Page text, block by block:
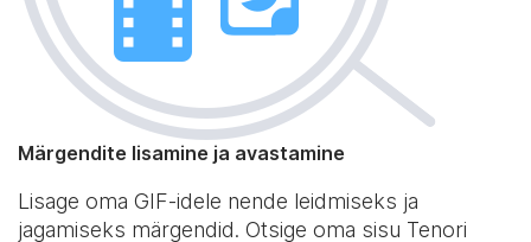
Märgendite lisamine ja avastamine
Lisage oma GIF-idele nende leidmiseks ja
jagamiseks märgendid. Otsige oma sisu Tenori